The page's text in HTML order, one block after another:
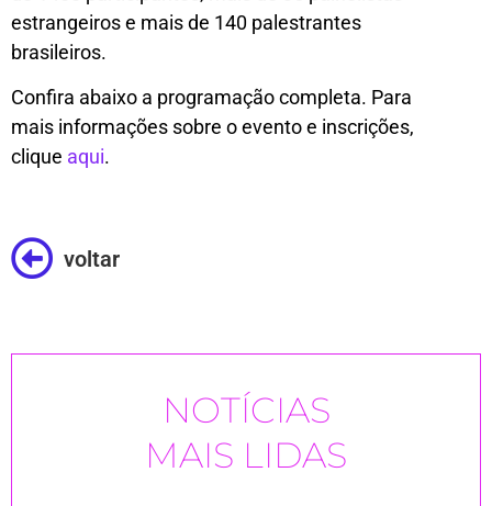
estrangeiros e mais de 140 palestrantes
brasileiros.
Confira abaixo a programação completa. Para
mais informações sobre o evento e inscrições,
clique aqui.
voltar
NOTÍCIAS
MAIS LIDAS